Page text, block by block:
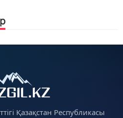
Қазақстан Республикасы